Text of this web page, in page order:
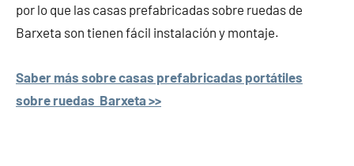
por lo que las casas prefabricadas sobre ruedas de
Barxeta son tienen fácil instalación y montaje.
Saber más sobre casas prefabricadas portátiles
sobre ruedas Barxeta >>